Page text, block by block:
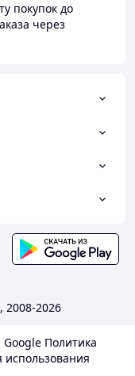
покупок до
через
2008-2026
Google Политика
использования